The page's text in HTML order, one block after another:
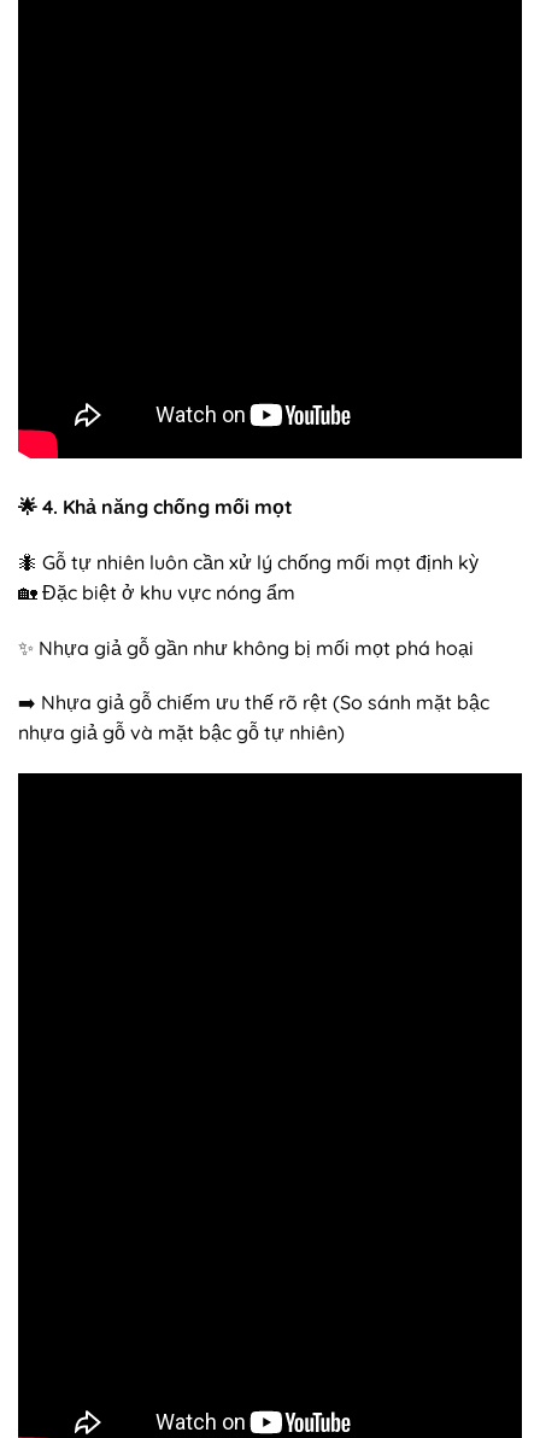
🌟 4. Khả năng chống mối mọt
🐜 Gỗ tự nhiên luôn cần xử lý chống mối mọt định kỳ
🏡 Đặc biệt ở khu vực nóng ẩm
✨ Nhựa giả gỗ gần như không bị mối mọt phá hoại
➡️ Nhựa giả gỗ chiếm ưu thế rõ rệt (So sánh mặt bậc
nhựa giả gỗ và mặt bậc gỗ tự nhiên)